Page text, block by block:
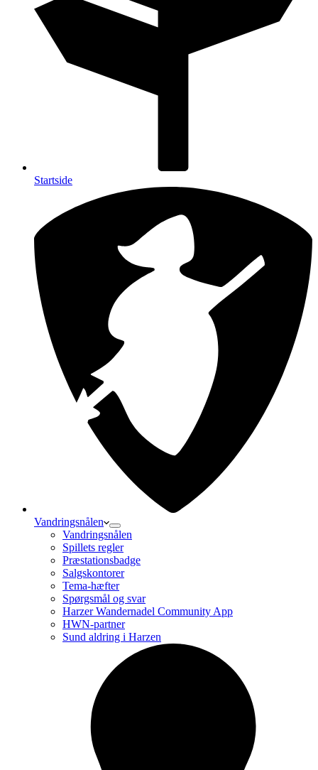
Startside
Vandringsnålen
Vandringsnålen
Spillets regler
Præstationsbadge
Salgskontorer
Tema-hæfter
Spørgsmål og svar
Harzer Wandernadel Community App
HWN-partner
Sund aldring i Harzen